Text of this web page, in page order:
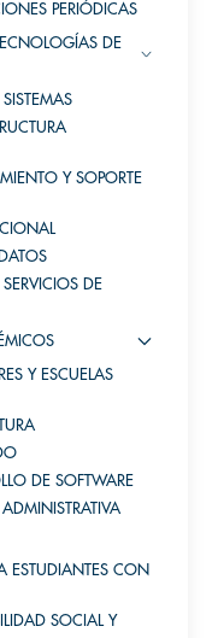
PERIÓDICAS
DE
Y SOPORTE
DE
Y ESCUELAS
DE SOFTWARE
ESTUDIANTES CON
SOCIAL Y